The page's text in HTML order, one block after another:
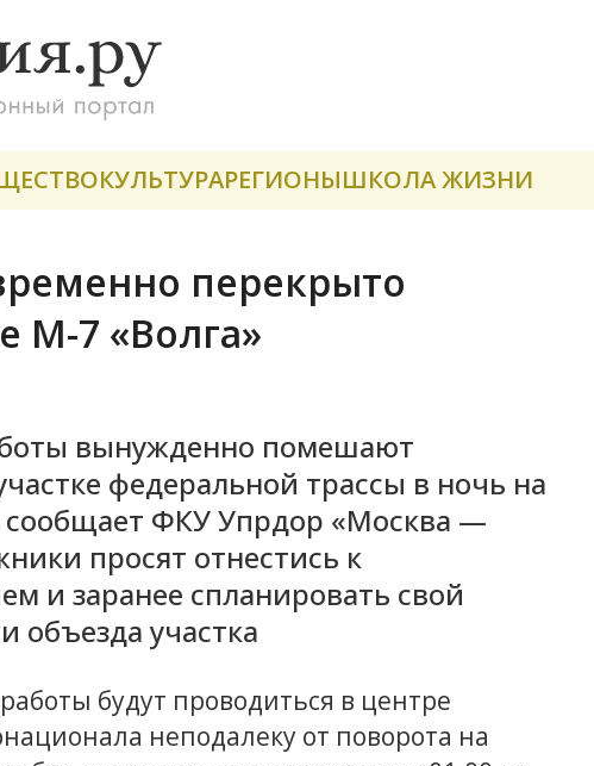
КУЛЬТУРАРЕГИОНЫШКОЛА ЖИЗНИ
перекрыто
М-7 «Волга»
вынужденно помешают
федеральной трассы в ночь на
сообщает ФКУ Упрдор «Москва —
просят отнестись к
и заранее спланировать свой
участка
будут проводиться в центре
неподалеку от поворота на